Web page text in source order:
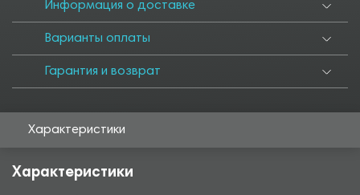
Информация о доставке
Варианты оплаты
Гарантия и возврат
Характеристики
Характеристики